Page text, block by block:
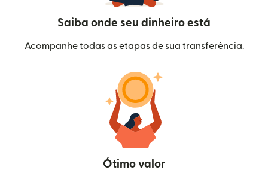
Saiba onde seu dinheiro está
Acompanhe todas as etapas de sua transferência.
Ótimo valor